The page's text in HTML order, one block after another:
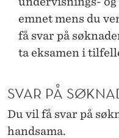
emnet mens du
få svar på
ta eksamen i
SVAR PÅ
Du vil få svar på
handsama.